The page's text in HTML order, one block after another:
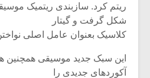
ریتم کرد. سازبندی ریتمیک
شکل گرفت و گیتار
کلاسیک بعنوان عامل اصلی
این سبک جدید موسیقی همچنین
آکوردهای جدیدی را